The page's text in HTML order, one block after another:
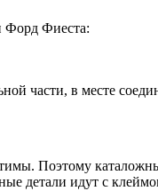
Форд Фиеста:
части, в месте
Поэтому
детали идут с